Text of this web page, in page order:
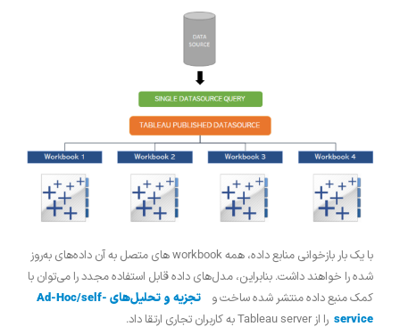
با یک بار بازخوانی منابع داده، همه workbook های متصل به آن داده‌های به‌روز
شده را خواهند داشت. بنابراین، مدل‌های داده قابل استفاده مجدد را می‌توان با
کمک منبع داده منتشر شده ساخت و
تجزیه و تحلیل‌های Ad-Hoc/self-
service را از Tableau server به کاربران تجاری ارتقا داد.